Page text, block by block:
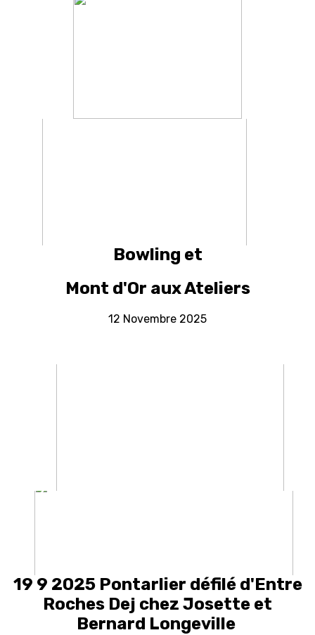
Bowling et
Mont d'Or aux Ateliers
12 Novembre 2025
19 9 2025 Pontarlier défilé d'Entre
Roches Dej chez Josette et
Bernard Longeville